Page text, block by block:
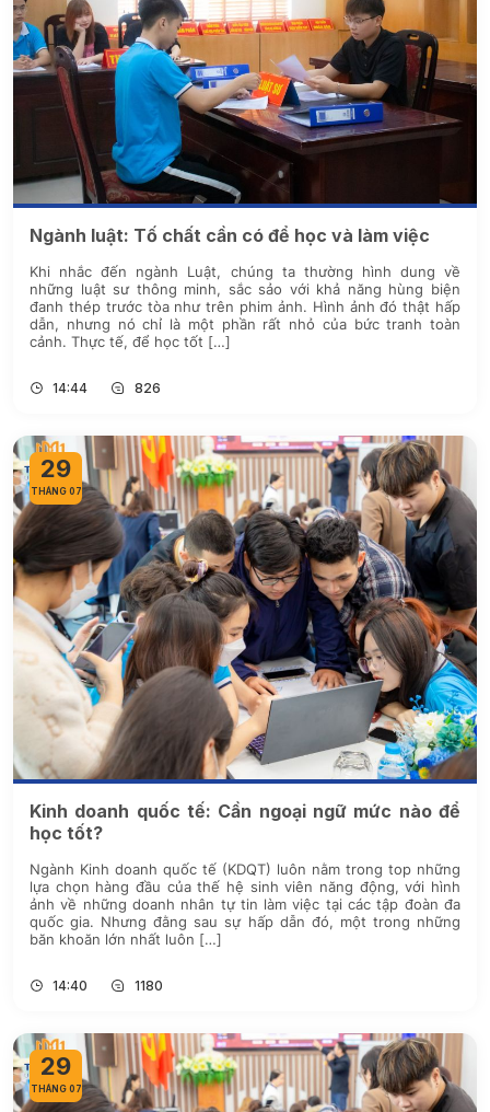
Ngành luật: Tố chất cần có để học và làm việc
Khi nhắc đến ngành Luật, chúng ta thường hình dung về
những luật sư thông minh, sắc sảo với khả năng hùng biện
đanh thép trước tòa như trên phim ảnh. Hình ảnh đó thật hấp
dẫn, nhưng nó chỉ là một phần rất nhỏ của bức tranh toàn
cảnh. Thực tế, để học tốt […]
14:44 826
29
THÁNG 07
Kinh doanh quốc tế: Cần ngoại ngữ mức nào để
học tốt?
Ngành Kinh doanh quốc tế (KDQT) luôn nằm trong top những
lựa chọn hàng đầu của thế hệ sinh viên năng động, với hình
ảnh về những doanh nhân tự tin làm việc tại các tập đoàn đa
quốc gia. Nhưng đằng sau sự hấp dẫn đó, một trong những
băn khoăn lớn nhất luôn […]
14:40 1180
29
THÁNG 07